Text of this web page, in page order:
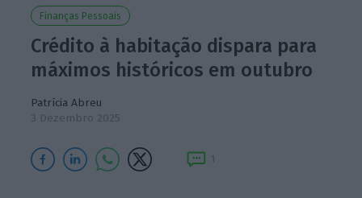
Finanças Pessoais
Crédito à habitação dispara para
máximos históricos em outubro
Patrícia Abreu
3 Dezembro 2025
1